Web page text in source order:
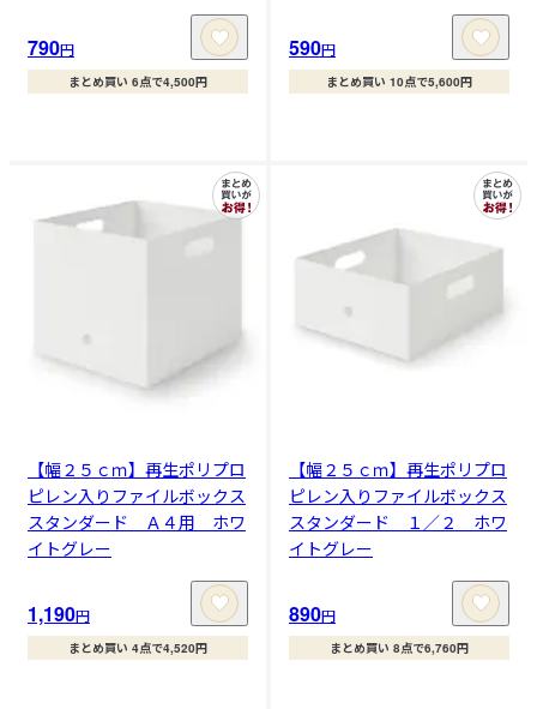
790円
まとめ買い 6点で4,500円
590円
まとめ買い 10点で5,600円
【幅２５ｃｍ】再生ポリプロ
ピレン入りファイルボックス
スタンダード Ａ４用 ホワ
イトグレー
1,190円
まとめ買い 4点で4,520円
【幅２５ｃｍ】再生ポリプロ
ピレン入りファイルボックス
スタンダード １／２ ホワ
イトグレー
890円
まとめ買い 8点で6,760円